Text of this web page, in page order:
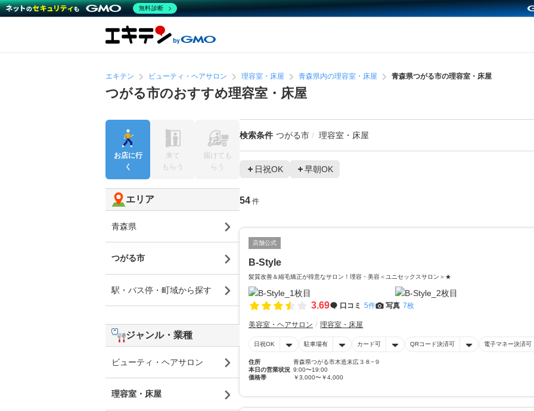
エキテン ビューティ・ヘアサロン 理容室・床屋 青森県内の理容室・床屋 青森県つがる市の理容室・床屋
つがる市のおすすめ理容室・床屋
検索条件 つがる市 理容室・床屋
日祝OK 早朝OK
54 件
店舗公式
B-Style
髪質改善＆縮毛矯正が得意なサロン！理容・美容＜ユニセックスサロン＞★
3.69 口コミ 5件 写真 7枚
美容室・ヘアサロン 理容室・床屋
日祝OK 駐車場有 カード可 QRコード決済可 電子マネー決済可
住所
青森県つがる市木造末広３８−９
本日の営業状況 9:00〜19:00
価格帯
￥3,000〜￥4,000
お店に行
く
来て
もらう
届けても
らう
エリア
青森県
つがる市
駅・バス停・町域から探す
ジャンル・業種
ビューティ・ヘアサロン
理容室・床屋
無料診断